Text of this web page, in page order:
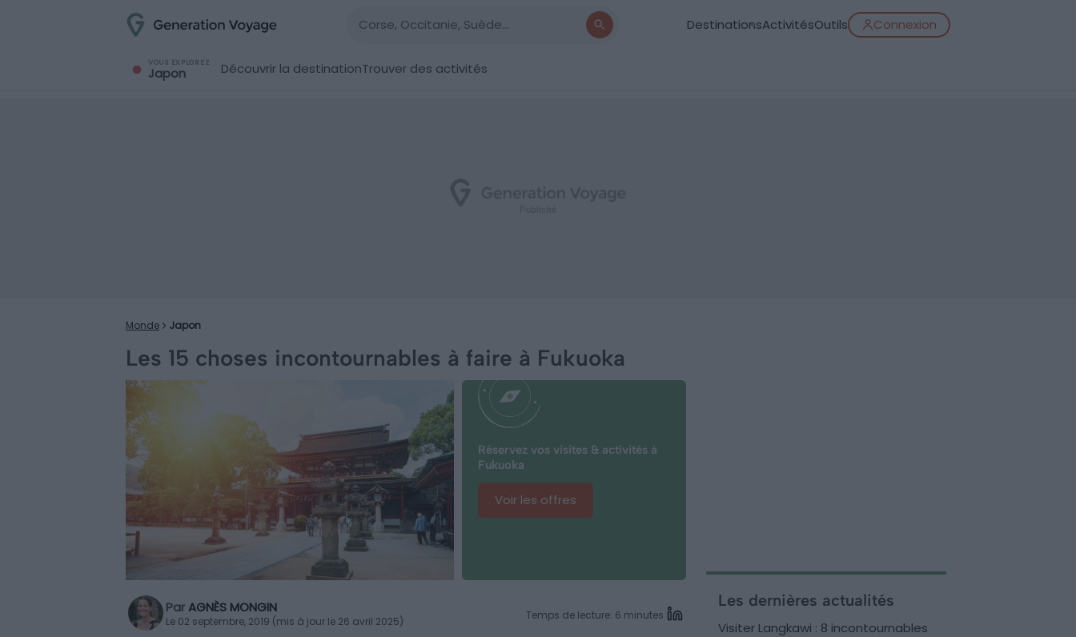
DestinationsActivitésOutils Connexion
VOUS EXPLOREZ
Japon Découvrir la destinationTrouver des activités
Monde Japon
Les 15 choses incontournables à faire à Fukuoka
Réservez vos visites & activités à
Fukuoka
Voir les offres
ParAGNÈS MONGIN
Le 02 septembre, 2019 (mis à jour le 26 avril 2025) Temps de lecture: 6 minutes
Les dernières actualités
Visiter Langkawi : 8 incontournables